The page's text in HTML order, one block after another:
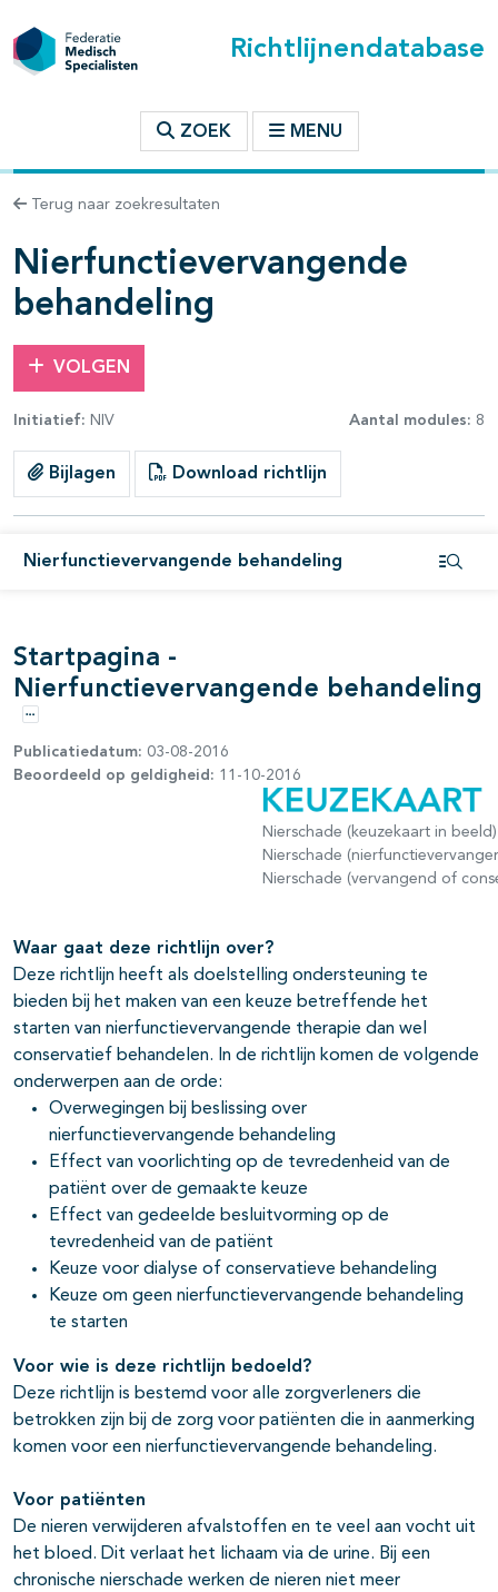
Richtlijnendatabase
ZOEK MENU
Terug naar zoekresultaten
Nierfunctievervangende
behandeling
VOLGEN
Initiatief: NIV Aantal modules: 8
Bijlagen Download richtlijn
Nierfunctievervangende behandeling
binnen deze richtlijn
Startpagina -
Nierfunctievervangende behandeling
Opties
Publicatiedatum: 03-08-2016
Beoordeeld op geldigheid: 11-10-2016
Nierschade (keuzekaart in beeld)
Nierschade
Nierschade (vervangend of
Waar gaat deze richtlijn over?
Deze richtlijn heeft als doelstelling ondersteuning te
bieden bij het maken van een keuze betreffende het
starten van nierfunctievervangende therapie dan wel
conservatief behandelen. In de richtlijn komen de volgende
onderwerpen aan de orde:
Overwegingen bij beslissing over
nierfunctievervangende behandeling
Effect van voorlichting op de tevredenheid van de
patiënt over de gemaakte keuze
Effect van gedeelde besluitvorming op de
tevredenheid van de patiënt
Keuze voor dialyse of conservatieve behandeling
Keuze om geen nierfunctievervangende behandeling
te starten
Voor wie is deze richtlijn bedoeld?
Deze richtlijn is bestemd voor alle zorgverleners die
betrokken zijn bij de zorg voor patiënten die in aanmerking
komen voor een nierfunctievervangende behandeling.
Voor patiënten
De nieren verwijderen afvalstoffen en te veel aan vocht uit
het bloed. Dit verlaat het lichaam via de urine. Bij een
chronische nierschade werken de nieren niet meer